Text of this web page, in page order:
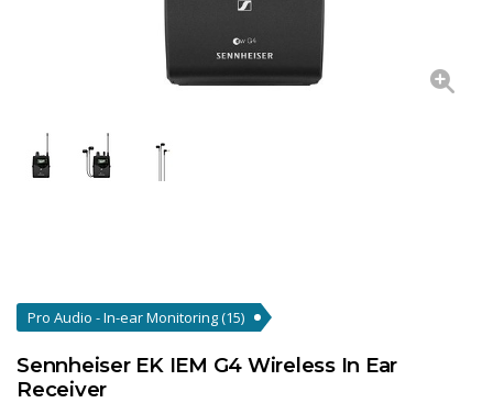
Pro Audio - In-ear Monitoring(15)
Sennheiser EK IEM G4 Wireless In Ear
Receiver